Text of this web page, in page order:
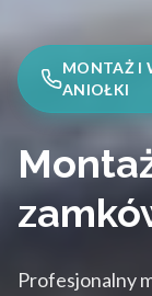
MONTAŻ I
ANIOŁKI
Profesjonalny